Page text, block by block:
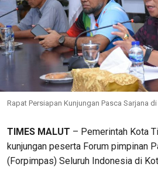
Rapat Persiapan Kunjungan Pasca Sarjana
TIMES MALUT – Pemerintah Kota
kunjungan peserta Forum pimpinan
(Forpimpas) Seluruh Indonesia di